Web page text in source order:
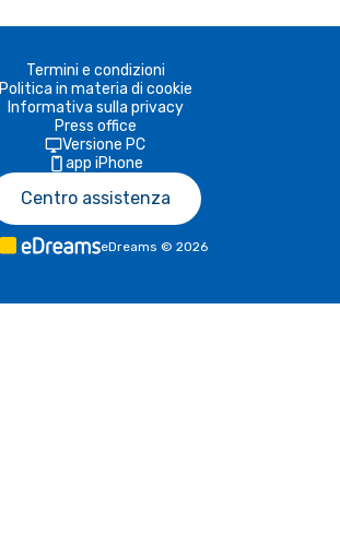
Termini e condizioni
Politica in materia di cookie
Informativa sulla privacy
Press office
Versione PC
app iPhone
Centro assistenza
eDreams © 2026